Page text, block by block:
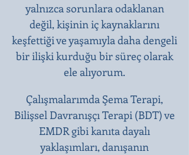
yalnızca sorunlara odaklanan
değil, kişinin iç kaynaklarını
keşfettiği ve yaşamıyla daha dengeli
bir ilişki kurduğu bir süreç olarak
ele alıyorum.
Çalışmalarımda Şema Terapi,
Bilişsel Davranışçı Terapi (BDT) ve
EMDR gibi kanıta dayalı
yaklaşımları, danışanın